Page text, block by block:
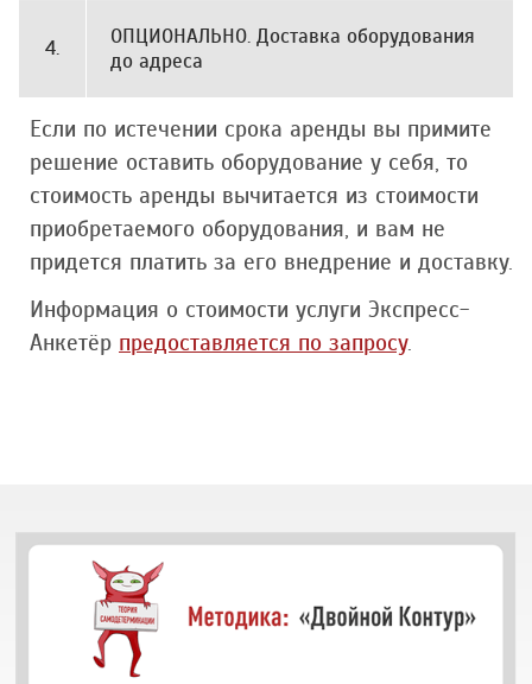
4.
ОПЦИОНАЛЬНО. Доставка оборудования
до адреса
Если по истечении срока аренды вы примите
решение оставить оборудование у себя, то
стоимость аренды вычитается из стоимости
приобретаемого оборудования, и вам не
придется платить за его внедрение и доставку.
Информация о стоимости услуги Экспресс-
Анкетёр предоставляется по запросу.